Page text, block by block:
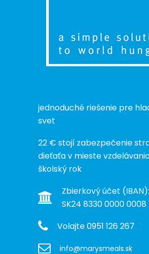
jednoduché riešenie pre
svet
22 € stojí zabezpečenie
dieťaťa v mieste
školský rok
Zbierkový účet (IBAN):
SK24 8330 0000 0008
Volajte 0951 126 267
info@marysmeals.sk